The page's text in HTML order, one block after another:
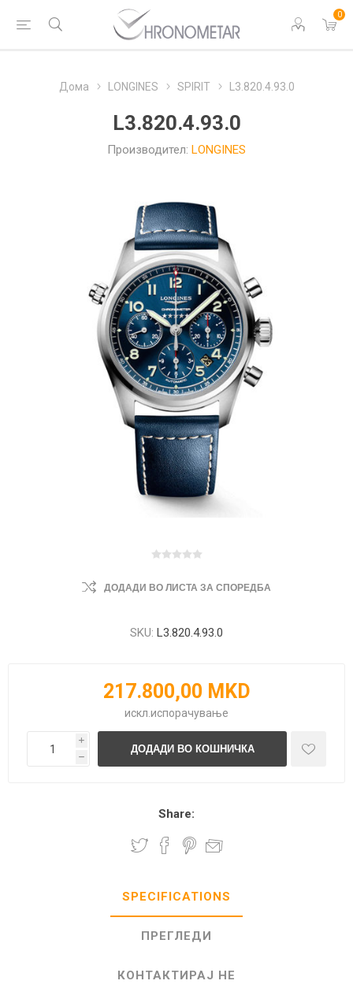
0
Дома LONGINES SPIRIT L3.820.4.93.0
L3.820.4.93.0
Производител: LONGINES
ДОДАДИ ВО ЛИСТА ЗА СПОРЕДБА
SKU: L3.820.4.93.0
217.800,00 MKD
искл. испорачување
i
h
Share:
SPECIFICATIONS
ПРЕГЛЕДИ
КОНТАКТИРАЈ НЕ